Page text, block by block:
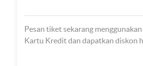
Pesan tiket sekarang
Kartu Kredit dan dapatkan diskon